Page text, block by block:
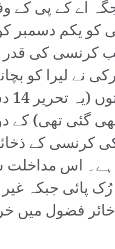
اے کے پی کے
کو یکم
کرنسی کی قدر
نے لیرا کو
لکھی گئی تھی) کے
کرنسی کے
ہے۔ اس مداخلت
پائی جبکہ
فضول میں